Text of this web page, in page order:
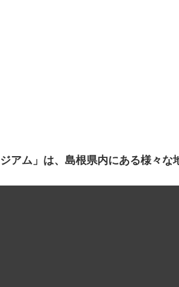
アム」は、島根県内にある様々な